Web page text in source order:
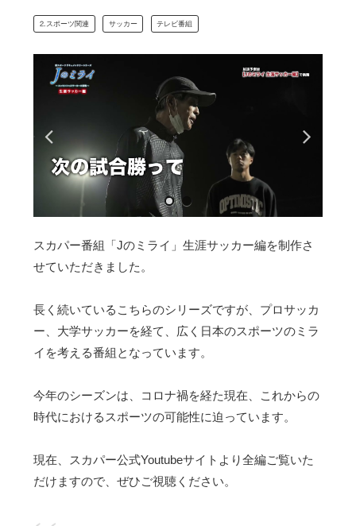
⒉スポーツ関連 サッカー テレビ番組
スカパー番組「Jのミライ」生涯サッカー編を制作さ
せていただきました。
長く続いているこちらのシリーズですが、プロサッカ
ー、大学サッカーを経て、広く日本のスポーツのミラ
イを考える番組となっています。
今年のシーズンは、コロナ禍を経た現在、これからの
時代におけるスポーツの可能性に迫っています。
現在、スカパー公式Youtubeサイトより全編ご覧いた
だけますので、ぜひご視聴ください。